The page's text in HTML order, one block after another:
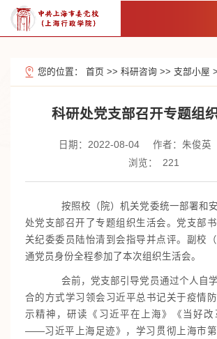
您的位置： 首页 >> 科研咨询 >> 支部小屋
科研处党支部召开专题组
日期：2022-08-04 作者：朱俊英
浏览：
221
按照校（院）机关党委统一部署和
处党支部召开了专题组织生活会。党支部
关纪委委员陆怡清到会指导并点评。副校
通党员身份全程参加了本次组织生活会。
会前，党支部引导党员通过个人自
合的方式学习领会习近平总书记关于疫情
示精神，研读《习近平在上海》《当好改
——习近平上海足迹》，学习贯彻上海市